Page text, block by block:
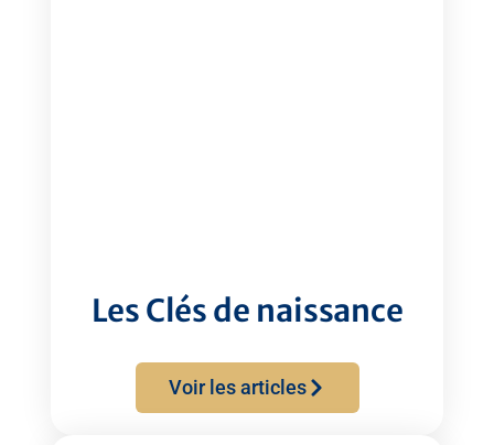
Les Clés de naissance
Voir les articles